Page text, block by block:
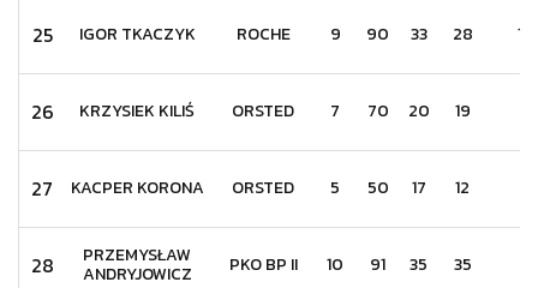
25 IGOR TKACZYK ROCHE 9 90 33 28 18
26 KRZYSIEK KILIŚ ORSTED 7 70 20 19
27 KACPER KORONA ORSTED 5 50 17 12
28 PRZEMYSŁAW
ANDRYJOWICZ PKO BP II 10 91 35 35